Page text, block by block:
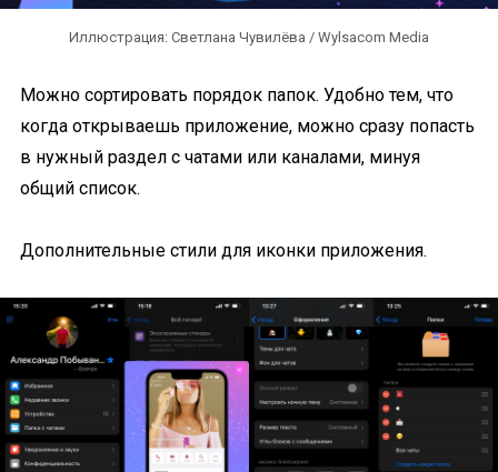
Иллюстрация: Светлана Чувилёва / Wylsacom Media
Можно сортировать порядок папок. Удобно тем, что
когда открываешь приложение, можно сразу попасть
в нужный раздел с чатами или каналами, минуя
общий список.
Дополнительные стили для иконки приложения.